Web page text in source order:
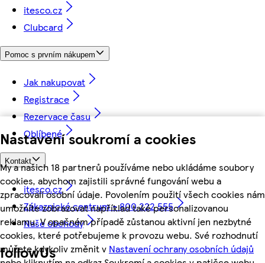
Nastavení soukromí a cookies
My a našich 18 partnerů používáme nebo ukládáme soubory
cookies, abychom zajistili správné fungování webu a
zpracovali osobní údaje. Povolením použití všech cookies nám
umožníte zobrazovat například také personalizovanou
reklamu. V opačném případě zůstanou aktivní jen nezbytné
cookies, které potřebujeme k provozu webu. Své rozhodnutí
můžete kdykoliv změnit v Nastavení ochrany osobních údajů
itesco.cz
Clubcard
Pomoc s prvním nákupem
Jak nakupovat
Registrace
Rezervace času
Oblíbené
Kontakt
itesco.cz
Zákaznické centrum - 800 222 555
Naše obchody
followUs